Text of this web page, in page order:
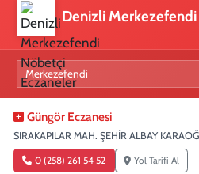
Denizli
Güngör Eczanesi
SIRAKAPILAR MAH. ŞEHİR ALBAY
0 (258) 261 54 52 Yol Tarifi Al